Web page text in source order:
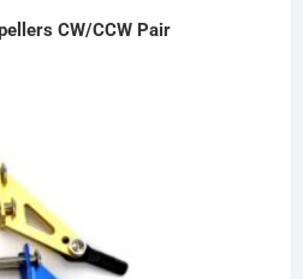
CW/CCW Pair